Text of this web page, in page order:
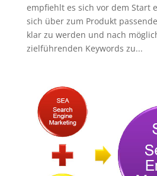
empfiehlt es sich vor dem Start
sich über zum Produkt
klar zu werden und nach
zielführenden Keywords zu...